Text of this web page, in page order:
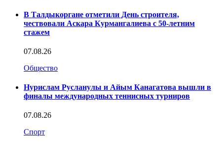
В Талдыкоргане отметили День строителя,
чествовали Аскара Курмангалиева с 50-летним
стажем
07.08.26
Общество
Нурислам Русланулы и Айым Канагатова вышли в
финалы международных теннисных турниров
07.08.26
Спорт